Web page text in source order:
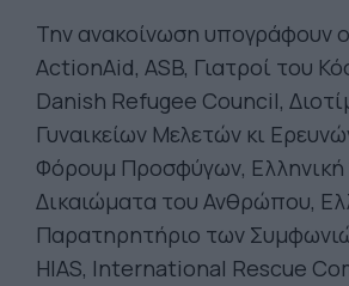
Την ανακοίνωση υπογράφουν
ActionAid, ASB, Γιατροί του
Danish Refugee Council,
Γυναικείων Μελετών κι
Φόρουμ Προσφύγων, Ελληνική
Δικαιώματα του Ανθρώπου,
Παρατηρητήριο των
HIAS, International Rescue